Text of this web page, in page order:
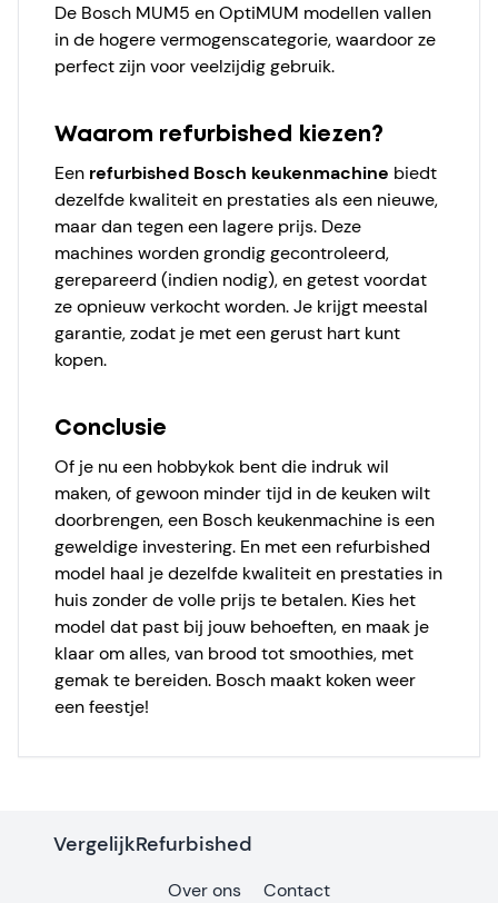
De Bosch MUM5 en OptiMUM modellen vallen
in de hogere vermogenscategorie, waardoor ze
perfect zijn voor veelzijdig gebruik.
Waarom refurbished kiezen?
Een refurbished Bosch keukenmachine biedt
dezelfde kwaliteit en prestaties als een nieuwe,
maar dan tegen een lagere prijs. Deze
machines worden grondig gecontroleerd,
gerepareerd (indien nodig), en getest voordat
ze opnieuw verkocht worden. Je krijgt meestal
garantie, zodat je met een gerust hart kunt
kopen.
Conclusie
Of je nu een hobbykok bent die indruk wil
maken, of gewoon minder tijd in de keuken wilt
doorbrengen, een Bosch keukenmachine is een
geweldige investering. En met een refurbished
model haal je dezelfde kwaliteit en prestaties in
huis zonder de volle prijs te betalen. Kies het
model dat past bij jouw behoeften, en maak je
klaar om alles, van brood tot smoothies, met
gemak te bereiden. Bosch maakt koken weer
een feestje!
VergelijkRefurbished
Over ons Contact